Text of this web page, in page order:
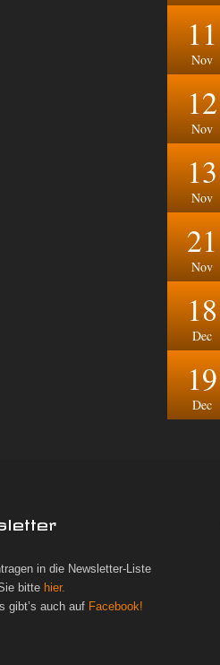
11
Nov
12
Nov
13
Nov
21
Nov
18
Dec
19
Dec
in die Newsletter-Liste
bitte hier.
gibt’s auch auf Facebook!